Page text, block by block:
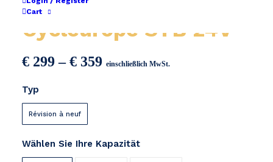
Cart
Cycleurope STB 24V
€ 299 –€ 359Preisspanne:
einschließlich MwSt.
Typ
Révision à neuf
Wählen Sie Ihre Kapazität